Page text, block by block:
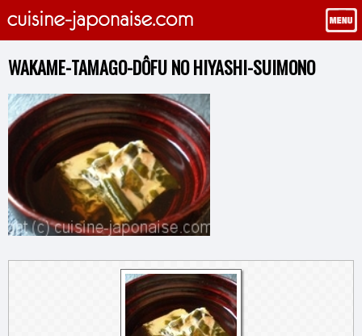
WAKAME-TAMAGO-DÔFU NO HIYASHI-SUIMONO